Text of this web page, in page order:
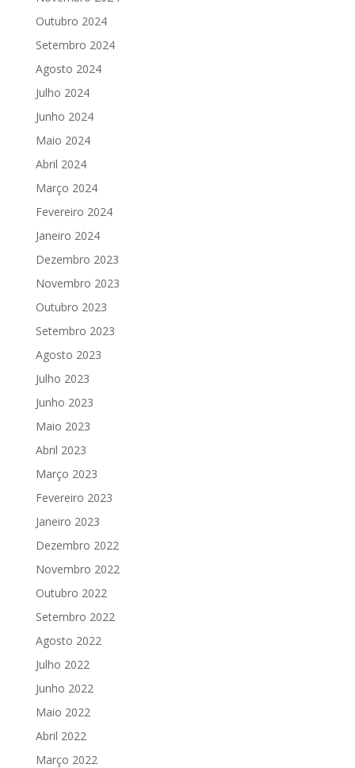
Outubro 2024
Setembro 2024
Agosto 2024
Julho 2024
Junho 2024
Maio 2024
Abril 2024
Março 2024
Fevereiro 2024
Janeiro 2024
Dezembro 2023
Novembro 2023
Outubro 2023
Setembro 2023
Agosto 2023
Julho 2023
Junho 2023
Maio 2023
Abril 2023
Março 2023
Fevereiro 2023
Janeiro 2023
Dezembro 2022
Novembro 2022
Outubro 2022
Setembro 2022
Agosto 2022
Julho 2022
Junho 2022
Maio 2022
Abril 2022
Março 2022